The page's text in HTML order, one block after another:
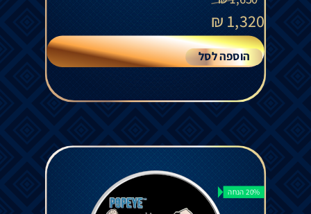
1,320
₪
הוספה לסל
20% הנחה